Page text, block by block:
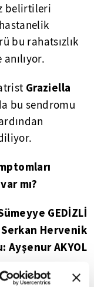
belirtileri
bu rahatsızlık
Graziella
bu sendromu
mı?
GEDİZLİ
Serkan Hervenik
Ayşenur AKYOL